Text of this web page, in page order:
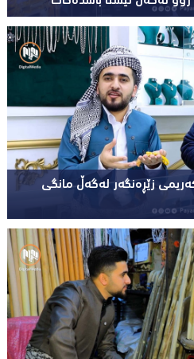
زێڕەنگەر لەگەڵ مانگی